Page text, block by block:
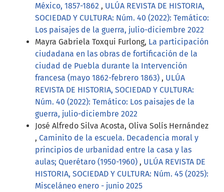
México, 1857-1862 , ULÚA REVISTA DE HISTORIA,
SOCIEDAD Y CULTURA: Núm. 40 (2022): Temático:
Los paisajes de la guerra, julio-diciembre 2022
Mayra Gabriela Toxqui Furlong, La participación
ciudadana en las obras de fortificación de la
ciudad de Puebla durante la Intervención
francesa (mayo 1862-febrero 1863) , ULÚA
REVISTA DE HISTORIA, SOCIEDAD Y CULTURA:
Núm. 40 (2022): Temático: Los paisajes de la
guerra, julio-diciembre 2022
José Alfredo Silva Acosta, Oliva Solís Hernández
, Caminito de la escuela. Decadencia moral y
principios de urbanidad entre la casa y las
aulas; Querétaro (1950-1960) , ULÚA REVISTA DE
HISTORIA, SOCIEDAD Y CULTURA: Núm. 45 (2025):
Misceláneo enero - junio 2025